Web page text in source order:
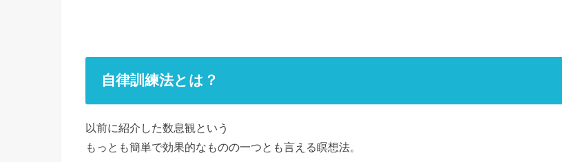
自律訓練法とは？
以前に紹介した数息観という
もっとも簡単で効果的なものの一つとも言える瞑想法。